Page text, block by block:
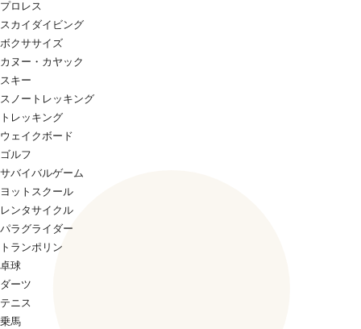
プロレス
スカイダイビング
ボクササイズ
カヌー・カヤック
スキー
スノートレッキング
トレッキング
ウェイクボード
ゴルフ
サバイバルゲーム
ヨットスクール
レンタサイクル
パラグライダー
トランポリン
卓球
ダーツ
テニス
乗馬